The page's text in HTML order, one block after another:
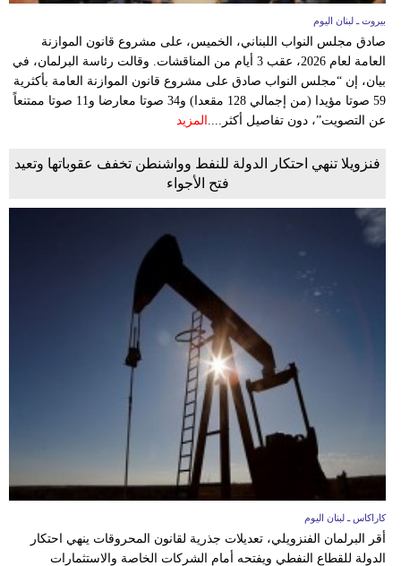
بيروت ـ لبنان اليوم
صادق مجلس النواب اللبناني، الخميس، على مشروع قانون الموازنة
العامة لعام 2026، عقب 3 أيام من المناقشات. وقالت رئاسة البرلمان، في
بيان، إن “مجلس النواب صادق على مشروع قانون الموازنة العامة بأكثرية
59 صوتا مؤيدا (من إجمالي 128 مقعدا) و34 صوتا معارضا و11 صوتا ممتنعاً
عن التصويت”، دون تفاصيل أكثر.... المزيد
فنزويلا تنهي احتكار الدولة للنفط وواشنطن تخفف عقوباتها وتعيد
فتح الأجواء
كاراكاس ـ لبنان اليوم
أقر البرلمان الفنزويلي، تعديلات جذرية لقانون المحروقات ينهي احتكار
الدولة للقطاع النفطي ويفتحه أمام الشركات الخاصة والاستثمارات